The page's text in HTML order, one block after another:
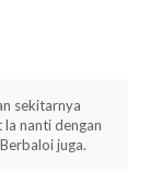
sekitarnya
la nanti dengan
juga.